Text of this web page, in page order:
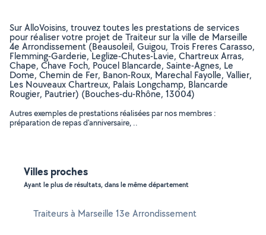
Sur AlloVoisins, trouvez toutes les prestations de services
pour réaliser votre projet de Traiteur sur la ville de Marseille
4e Arrondissement (Beausoleil, Guigou, Trois Freres Carasso,
Flemming-Garderie, Leglize-Chutes-Lavie, Chartreux Arras,
Chape, Chave Foch, Poucel Blancarde, Sainte-Agnes, Le
Dome, Chemin de Fer, Banon-Roux, Marechal Fayolle, Vallier,
Les Nouveaux Chartreux, Palais Longchamp, Blancarde
Rougier, Pautrier) (Bouches-du-Rhône, 13004)
Autres exemples de prestations réalisées par nos membres :
préparation de repas d'anniversaire, ..
Villes proches
Ayant le plus de résultats, dans le même département
Traiteurs à Marseille 13e Arrondissement